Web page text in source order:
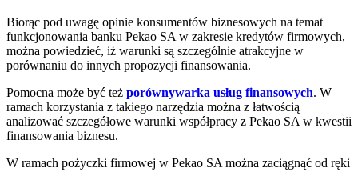
Biorąc pod uwagę opinie konsumentów biznesowych na temat
funkcjonowania banku Pekao SA w zakresie kredytów firmowych,
można powiedzieć, iż warunki są szczególnie atrakcyjne w
porównaniu do innych propozycji finansowania.
Pomocna może być też porównywarka usług finansowych. W
ramach korzystania z takiego narzędzia można z łatwością
analizować szczegółowe warunki współpracy z Pekao SA w kwestii
finansowania biznesu.
W ramach pożyczki firmowej w Pekao SA można zaciągnąć od ręki